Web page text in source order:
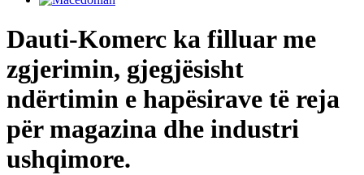
Dauti-Komerc ka filluar me
zgjerimin, gjegjësisht
ndërtimin e hapësirave të reja
për magazina dhe industri
ushqimore.